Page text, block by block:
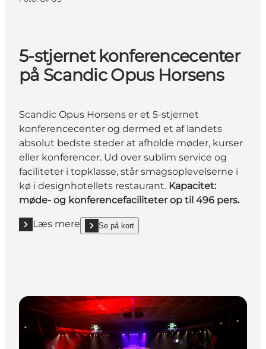
5-stjernet konferencecenter
på Scandic Opus Horsens
Scandic Opus Horsens er et 5-stjernet
konferencecenter og dermed et af landets
absolut bedste steder at afholde møder, kurser
eller konferencer. Ud over sublim service og
faciliteter i topklasse, står smagsoplevelserne i
kø i designhotellets restaurant. Kapacitet:
møde- og konferencefaciliteter op til 496 pers.
Læs mere
Læs mere "5-stjernet konferencecenter på Scandic
Se på kort
show 5-stjernet konferencecenter på Scandic Opus